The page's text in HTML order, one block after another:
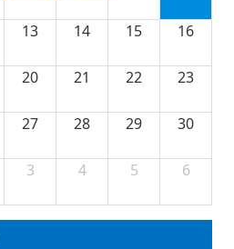
13 14 15 16
20 21 22 23
27 28 29 30
3 4 5 6